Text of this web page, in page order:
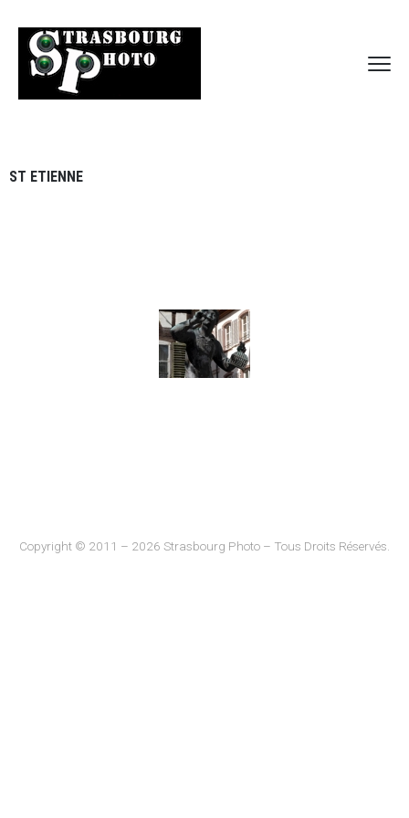
ST ETIENNE
Copyright © 2011 – 2026 Strasbourg Photo – Tous Droits Réservés.